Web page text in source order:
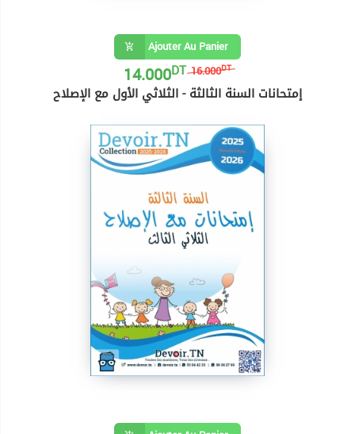
Ajouter Au Panier
16.000DT
14.000DT
إمتحانات السنة الثالثة - الثلاثي الأول مع الإصلاح